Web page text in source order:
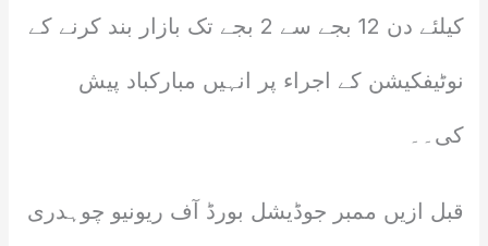
کیلئے دن 12 بجے سے 2 بجے تک بازار بند کرنے کے
نوٹیفکیشن کے اجراء پر انہیں مبارکباد پیش
کی۔۔
قبل ازیں ممبر جوڈیشل بورڈ آف ریونیو چوہدری